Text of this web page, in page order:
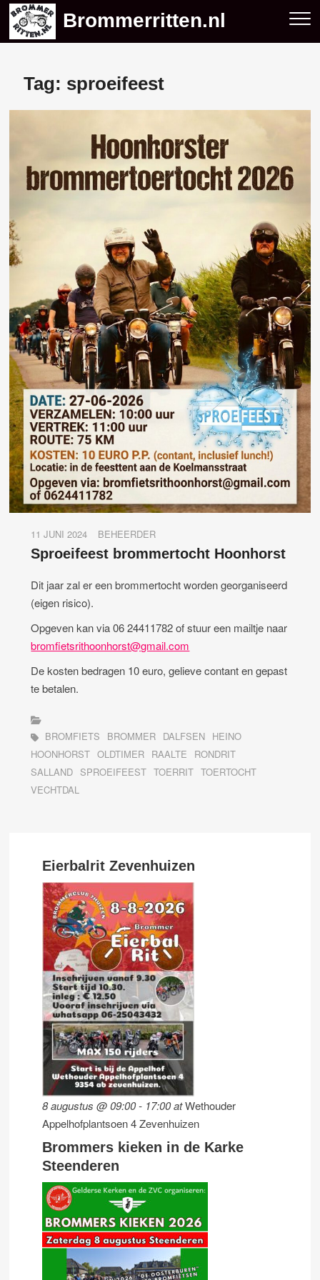
Skip
content
Brommerritten.nl
Tag: sproeifeest
11 JUNI 2024 BEHEERDER
Sproeifeest brommertocht Hoonhorst
Dit jaar zal er een brommertocht worden georganiseerd
(eigen risico).
Opgeven kan via 06 24411782 of stuur een mailtje naar
bromfietsrithoonhorst@gmail.com
De kosten bedragen 10 euro, gelieve contant en gepast
te betalen.
BROMFIETS BROMMER DALFSEN HEINO
HOONHORST OLDTIMER RAALTE
RONDRIT
SALLAND SPROEIFEEST TOERRIT TOERTOCHT
VECHTDAL
Eierbalrit Zevenhuizen
8 augustus @ 09:00- 17:00atWethouder
Appelhofplantsoen 4 Zevenhuizen
Brommers kieken in de Karke
Steenderen